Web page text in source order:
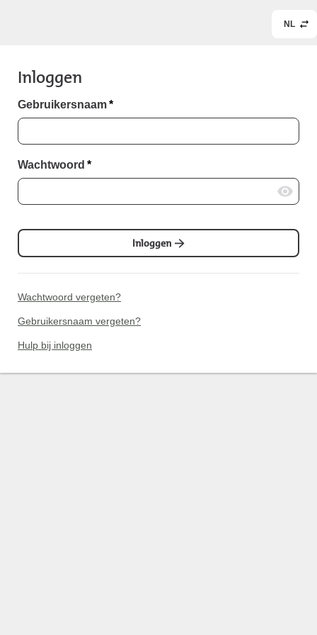
NL
Inloggen
Gebruikersnaam*
Wachtwoord *
Inloggen
Wachtwoord vergeten?
Gebruikersnaam vergeten?
Hulp bij inloggen